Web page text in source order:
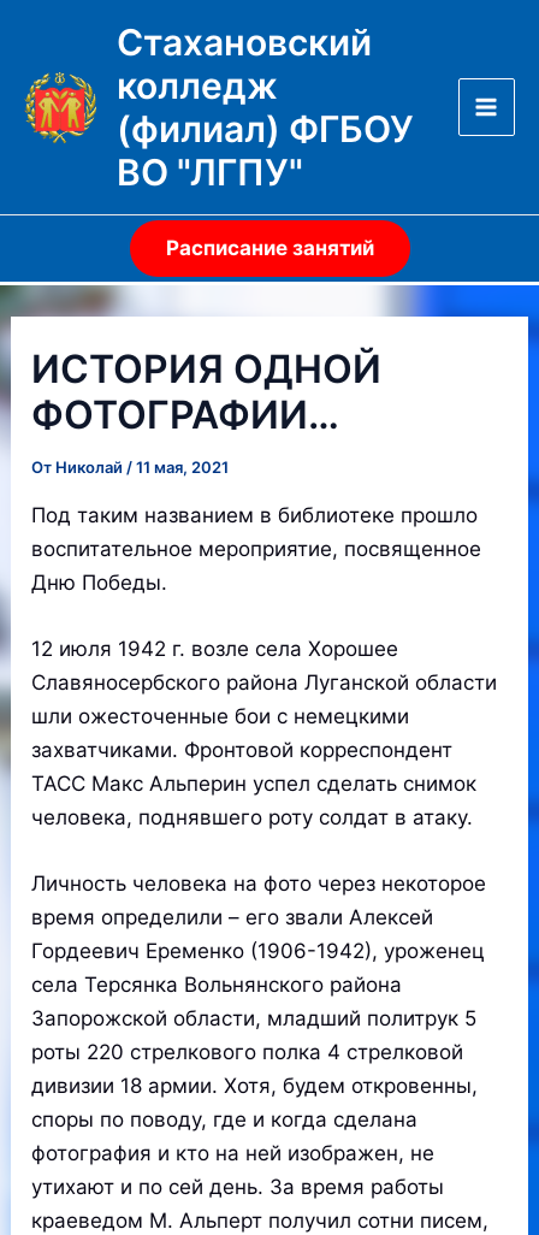
содержимому
Стахановский
колледж
(филиал) ФГБОУ
ВО "ЛГПУ"
Расписание занятий
ИСТОРИЯ ОДНОЙ
ФОТОГРАФИИ…
От Николай /11 мая, 2021
Под таким названием в библиотеке прошло
воспитательное мероприятие, посвященное
Дню Победы.
12 июля 1942 г. возле села Хорошее
Славяносербского района Луганской области
шли ожесточенные бои с немецкими
захватчиками. Фронтовой корреспондент
ТАСС Макс Альперин успел сделать снимок
человека, поднявшего роту солдат в атаку.
Личность человека на фото через некоторое
время определили – его звали Алексей
Гордеевич Еременко (1906-1942), уроженец
села Терсянка Вольнянского района
Запорожской области, младший политрук 5
роты 220 стрелкового полка 4 стрелковой
дивизии 18 армии. Хотя, будем откровенны,
споры по поводу, где и когда сделана
фотография и кто на ней изображен, не
утихают и по сей день. За время работы
краеведом М. Альперт получил сотни писем,